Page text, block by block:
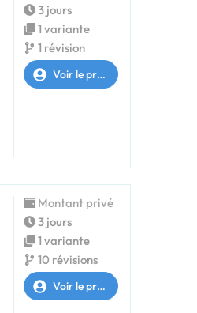
3 jours
1 variante
1 révision
Voir le profil
Montant privé
3 jours
1 variante
10 révisions
Voir le profil